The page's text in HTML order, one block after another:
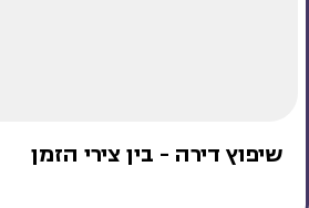
שיפוץ דירה - בין צירי הזמן